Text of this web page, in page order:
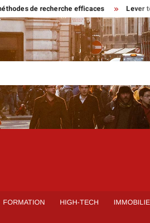
de recherche efficaces Lever tôt
FORMATION HIGH-TECH